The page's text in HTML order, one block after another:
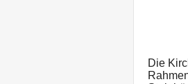
Die